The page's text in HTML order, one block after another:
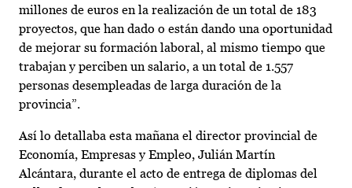
millones de euros en la realización de un total de 183
proyectos, que han dado o están dando una oportunidad
de mejorar su formación laboral, al mismo tiempo que
trabajan y perciben un salario, a un total de 1.557
personas desempleadas de larga duración de la
provincia”.
Así lo detallaba esta mañana el director provincial de
Economía, Empresas y Empleo, Julián Martín
Alcántara, durante el acto de entrega de diplomas del